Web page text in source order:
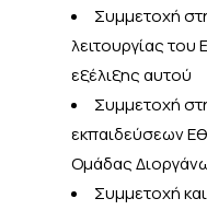
Συμμετοχή
λειτουργίας του
εξέλιξης αυτού
Συμμετοχή
εκπαιδεύσεων
Ομάδας
Συμμετοχή